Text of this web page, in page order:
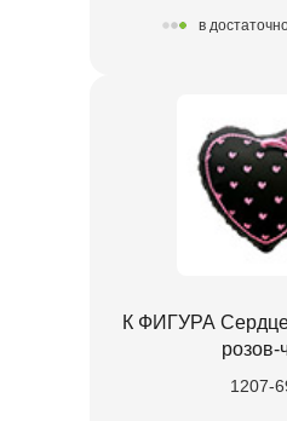
в
К ФИГУРА Сердце
розов-
1207-